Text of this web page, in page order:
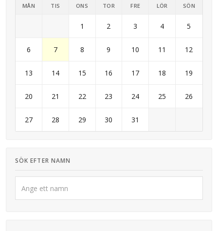
MÅN TIS ONS TOR FRE LÖR SÖN
1 2 3 4 5
6 7 8 9 10 11 12
13 14 15 16 17 18 19
20 21 22 23 24 25 26
27 28 29 30 31
SÖK EFTER NAMN